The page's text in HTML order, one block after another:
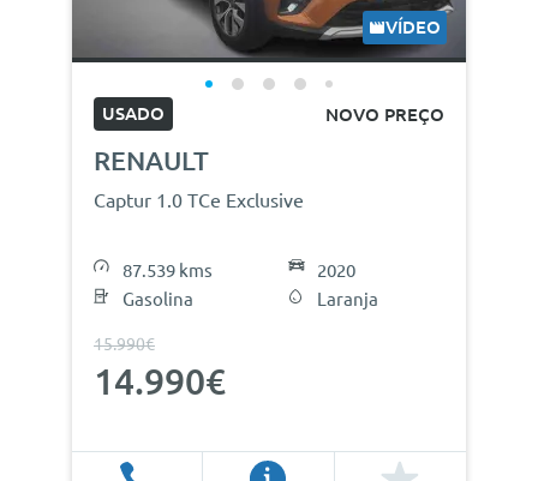
VÍDEO
USADO NOVO PREÇO
RENAULT
Captur 1.0 TCe Exclusive
87.539 kms
Gasolina
2020
Laranja
15.990€
14.990€